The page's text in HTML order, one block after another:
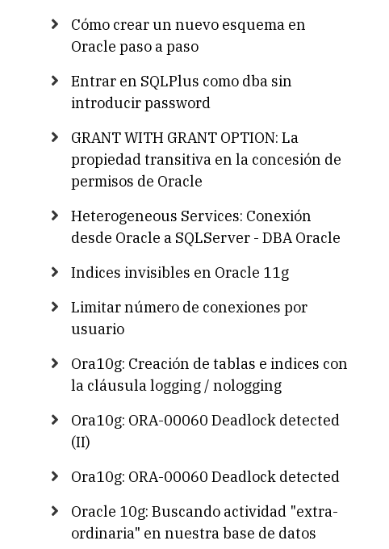
Cómo crear un nuevo esquema en
Oracle paso a paso
Entrar en SQLPlus como dba sin
introducir password
GRANT WITH GRANT OPTION: La
propiedad transitiva en la concesión de
permisos de Oracle
Heterogeneous Services: Conexión
desde Oracle a SQLServer - DBA Oracle
Indices invisibles en Oracle 11g
Limitar número de conexiones por
usuario
Ora10g: Creación de tablas e indices con
la cláusula logging / nologging
Ora10g: ORA-00060 Deadlock detected
(II)
Ora10g: ORA-00060 Deadlock detected
Oracle 10g: Buscando actividad "extra-
ordinaria" en nuestra base de datos